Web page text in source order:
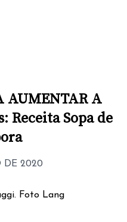
AUMENTAR A
Receita Sopa de
DE 2020